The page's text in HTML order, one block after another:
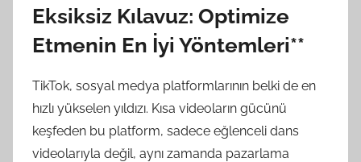
Eksiksiz Kılavuz: Optimize
Etmenin En İyi Yöntemleri**
TikTok, sosyal medya platformlarının belki de en
hızlı yükselen yıldızı. Kısa videoların gücünü
keşfeden bu platform, sadece eğlenceli dans
videolarıyla değil, aynı zamanda pazarlama